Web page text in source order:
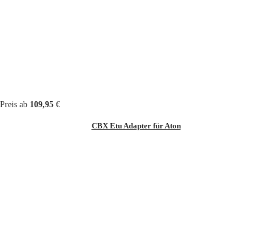
Preis ab 109,95 €
CBX Etu Adapter für Aton